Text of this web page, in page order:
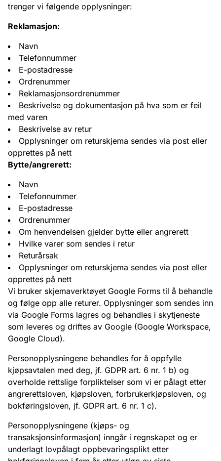
trenger vi følgende opplysninger:
Reklamasjon:
Navn
Telefonnummer
E-postadresse
Ordrenummer
Reklamasjonsordrenummer
Beskrivelse og dokumentasjon på hva som er feil
med varen
Beskrivelse av retur
Opplysninger om returskjema sendes via post eller
opprettes på nett
Bytte/angrerett:
Navn
Telefonnummer
E-postadresse
Ordrenummer
Om henvendelsen gjelder bytte eller angrerett
Hvilke varer som sendes i retur
Returårsak
Opplysninger om returskjema sendes via post eller
opprettes på nett
Vi bruker skjemaverktøyet Google Forms til å behandle
og følge opp alle returer. Opplysninger som sendes inn
via Google Forms lagres og behandles i skytjeneste
som leveres og driftes av Google (Google Workspace,
Google Cloud).
Personopplysningene behandles for å oppfylle
kjøpsavtalen med deg, jf. GDPR art. 6 nr. 1 b) og
overholde rettslige forpliktelser som vi er pålagt etter
angrerettsloven, kjøpsloven, forbrukerkjøpsloven, og
bokføringsloven, jf. GDPR art. 6 nr. 1 c).
Personopplysningene (kjøps- og
transaksjonsinformasjon) inngår i regnskapet og er
underlagt lovpålagt oppbevaringsplikt etter